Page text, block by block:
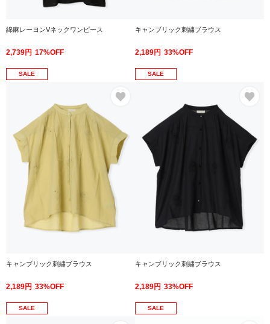
綿麻レーヨンVネックワンピース
2,739円 17%OFF
キャンブリック刺繍ブラウス
2,189円 33%OFF
SALE
キャンブリック刺繍ブラウス
2,189円 33%OFF
SALE
キャンブリック刺繍ブラウス
2,189円 33%OFF
SALE SALE